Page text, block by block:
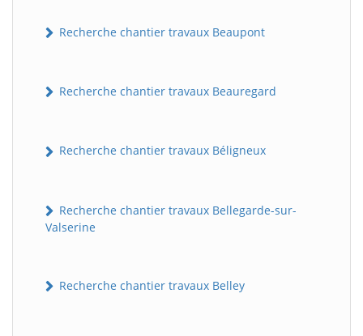
Recherche chantier travaux Beaupont
Recherche chantier travaux Beauregard
Recherche chantier travaux Béligneux
Recherche chantier travaux Bellegarde-sur-
Valserine
Recherche chantier travaux Belley